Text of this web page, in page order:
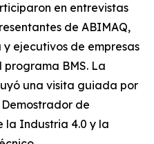
en entrevistas
de ABIMAQ,
ejecutivos de empresas
BMS. La
una visita guiada por
de
la Industria 4.0 y la